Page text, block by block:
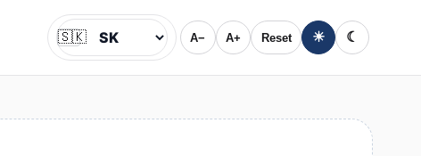
Jazyk
🇸🇰 A− A+ Reset ☀ ☾